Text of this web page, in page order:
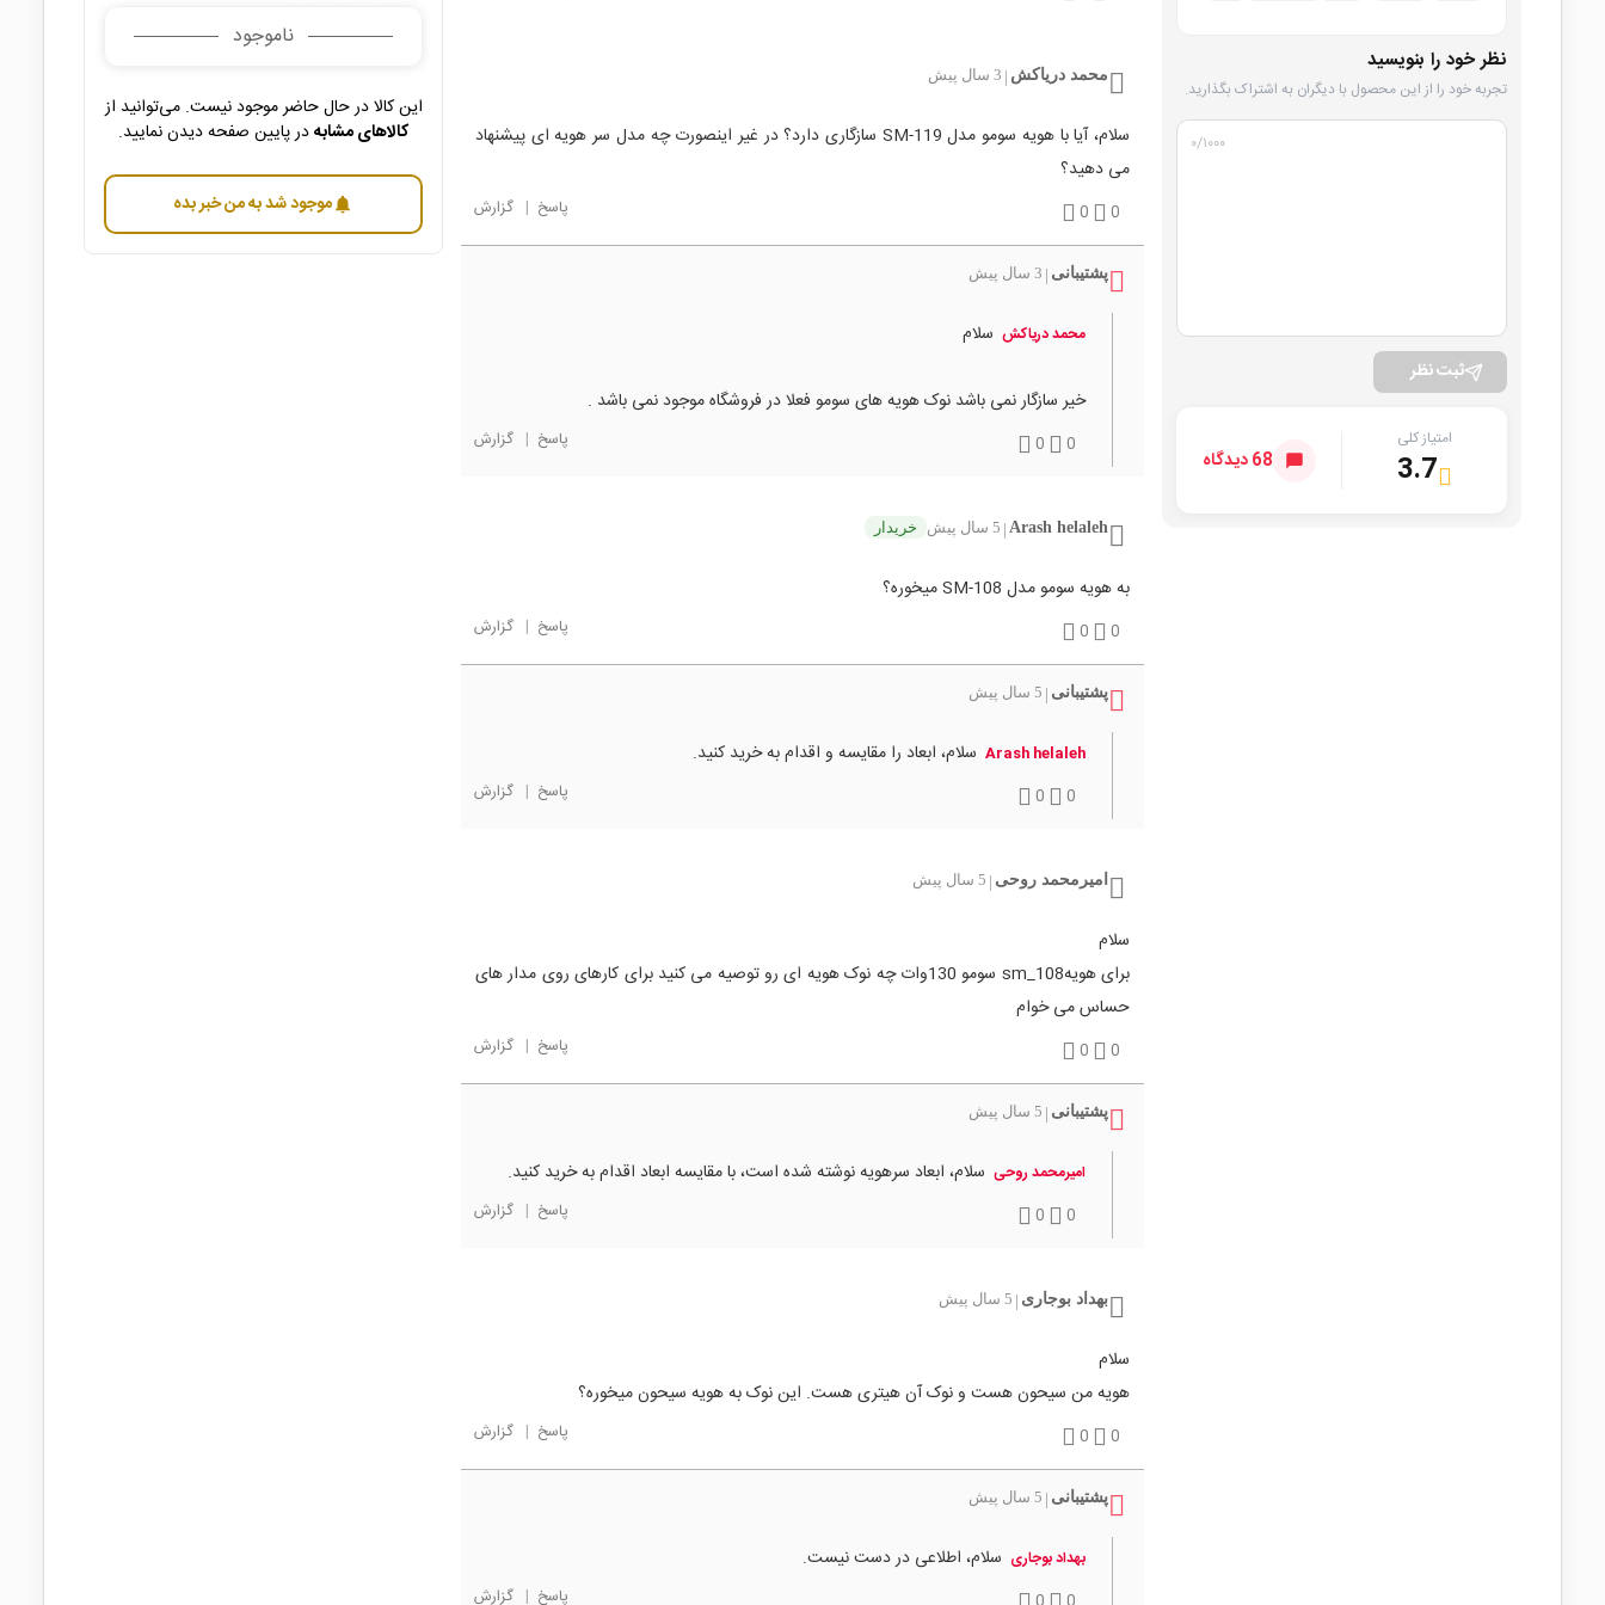
نظر خود را بنویسید
تجربه خود را از این محصول با دیگران به اشتراک بگذارید.
۰/۱۰۰۰
ثبت نظر
امتیاز کلی
3.7 68 دیدگاه
محمد دریاکش 3 سال پیش
سلام، آیا با هویه سومو مدل SM-119 سازگاری دارد؟ در غیر اینصورت چه مدل سر هویه ای پیشنهاد
می دهید؟
0
0 پاسخ | گزارش
پشتیبانی 3 سال پیش
محمد دریاکش سلام
خیر سازگار نمی باشد نوک هویه های سومو فعلا در فروشگاه موجود نمی باشد .
0
0 پاسخ | گزارش
Arash helaleh 5 سال پیش خریدار
به هویه سومو مدل SM-108 میخوره؟
0
0 پاسخ | گزارش
پشتیبانی 5 سال پیش
Arash helaleh سلام، ابعاد را مقایسه و اقدام به خرید کنید.
0
0 پاسخ | گزارش
امیرمحمد روحی 5 سال پیش
سلام
برای هویهsm_108 سومو 130وات چه نوک هویه ای رو توصیه می کنید برای کارهای روی مدار های
حساس می خوام
0
0 پاسخ | گزارش
پشتیبانی 5 سال پیش
امیرمحمد روحی سلام، ابعاد سرهویه نوشته شده است، با مقایسه ابعاد اقدام به خرید کنید.
0
0 پاسخ | گزارش
بهداد بوجاری 5 سال پیش
سلام
هویه من سیحون هست و نوک آن هیتری هست. این نوک به هویه سیحون میخوره؟
0
0 پاسخ | گزارش
پشتیبانی 5 سال پیش
بهداد بوجاری سلام، اطلاعی در دست نیست.
پاسخ | گزارش
ناموجود
این کالا در حال حاضر موجود نیست. می‌توانید از
کالاهای مشابهدر پایین صفحه دیدن نمایید.
notificationsموجود شد به من خبر بده